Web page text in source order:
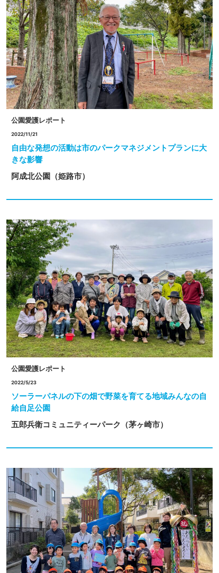
公園愛護レポート
2022/11/21
自由な発想の活動は市のパークマネジメントプランに大
きな影響
阿成北公園（姫路市）
公園愛護レポート
2022/5/23
ソーラーパネルの下の畑で野菜を育てる地域みんなの自
給自足公園
五郎兵衛コミュニティーパーク（茅ヶ崎市）